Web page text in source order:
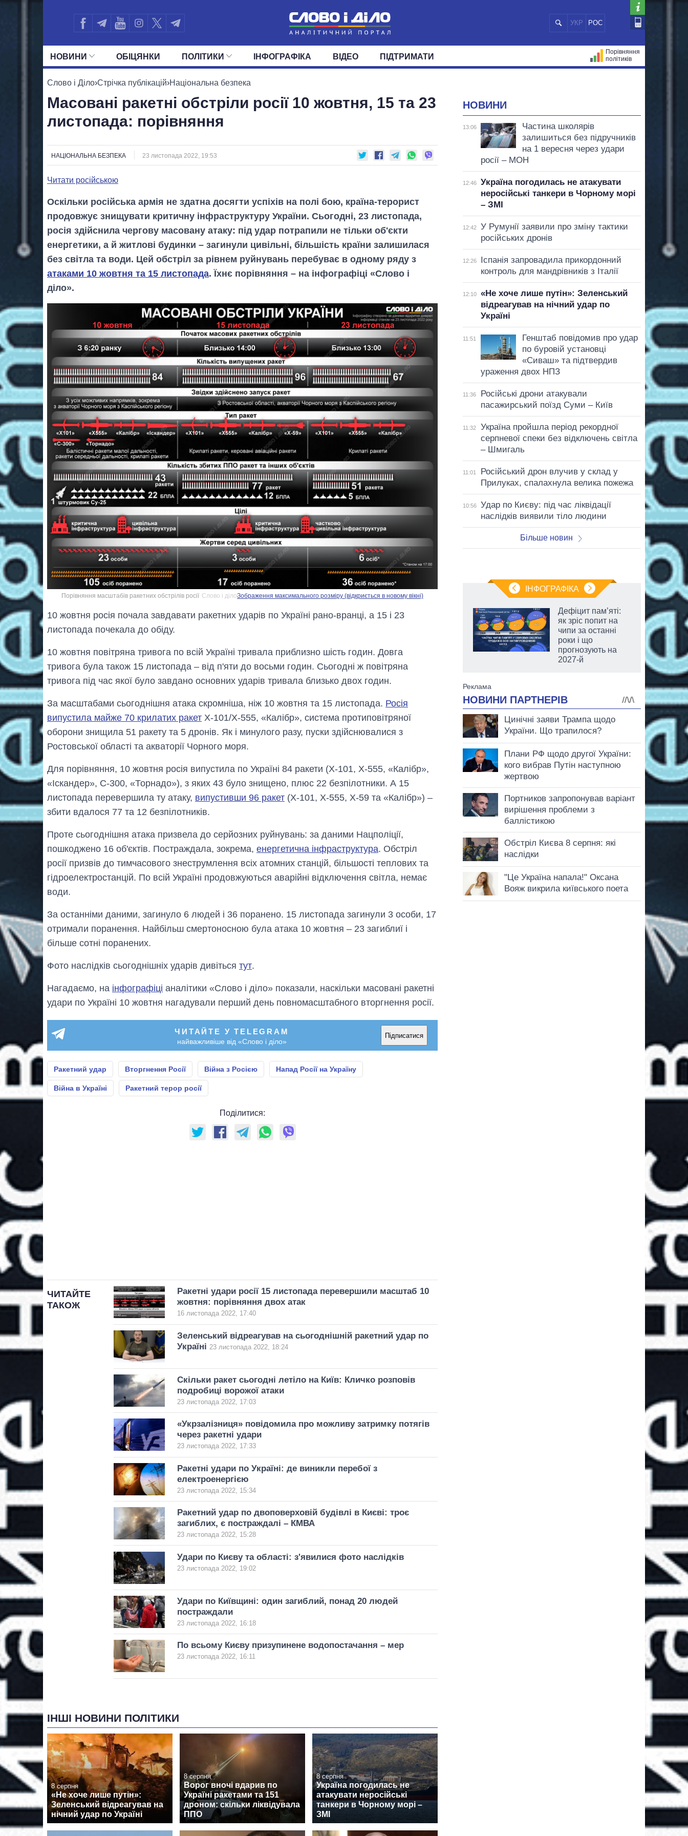
УКР РОС
НОВИНИ
СТРІЧКА
ПОЛІТИКА ЕКОНОМІКА СУСПІЛЬСТВО СВІТ
ОБIЦЯНКИ ПОЛIТИКИ
УСІ ПОЛІТИКИ ПРЕЗИДЕНТ І ОФІС ВЕРХОВНА РАДА
ДЕПУТАТИ КОМІТЕТИ ФРАКЦІЇ ОКРУГИ
ІНФОГРАФІКА ВІДЕО ПІДТРИМАТИ
Порівняння
політиків
Слово і Діло›Стрічка публікацій›Національна безпека
Масовані ракетні обстріли росії 10 жовтня, 15 та 23
листопада: порівняння
НАЦІОНАЛЬНА БЕЗПЕКА 23 листопада 2022, 19:53
Читати російською
Оскільки російська армія не здатна досягти успіхів на полі бою, країна-терорист
продовжує знищувати критичну інфраструктуру України. Сьогодні, 23 листопада,
росія здійснила чергову масовану атаку: під удар потрапили не тільки об'єкти
енергетики, а й житлові будинки – загинули цивільні, більшість країни залишилася
без світла та води. Цей обстріл за рівнем руйнувань перебуває в одному ряду з
атаками 10 жовтня та 15 листопада. Їхнє порівняння – на інфографіці «Слово і
діло».
Порівняння масштабів ракетних обстрілів росії Слово і ділоЗображення максимального розміру (відкриється в новому вікні)
10 жовтня росія почала завдавати ракетних ударів по Україні рано-вранці, а 15 і 23
листопада почекала до обіду.
10 жовтня повітряна тривога по всій Україні тривала приблизно шість годин. Довга
тривога була також 15 листопада – від п'яти до восьми годин. Сьогодні ж повітряна
тривога під час якої було завдано основних ударів тривала близько двох годин.
За масштабами сьогоднішня атака скромніша, ніж 10 жовтня та 15 листопада. Росія
випустила майже 70 крилатих ракет Х-101/Х-555, «Калібр», система протиповітряної
оборони знищила 51 ракету та 5 дронів. Як і минулого разу, пуски здійснювалися з
Ростовської області та акваторії Чорного моря.
Для порівняння, 10 жовтня росія випустила по Україні 84 ракети (Х-101, Х-555, «Калібр»,
«Іскандер», С-300, «Торнадо»), з яких 43 було знищено, плюс 22 безпілотники. А 15
листопада перевершила ту атаку, випустивши 96 ракет (Х-101, Х-555, Х-59 та «Калібр») –
збити вдалося 77 та 12 безпілотників.
Проте сьогоднішня атака призвела до серйозних руйнувань: за даними Нацполіції,
пошкоджено 16 об'єктів. Постраждала, зокрема, енергетична інфраструктура. Обстріл
росії призвів до тимчасового знеструмлення всіх атомних станцій, більшості теплових та
гідроелектростанцій. По всій Україні продовжуються аварійні відключення світла, немає
води.
За останніми даними, загинуло 6 людей і 36 поранено. 15 листопада загинули 3 особи, 17
отримали поранення. Найбільш смертоносною була атака 10 жовтня – 23 загиблиї і
більше сотні поранених.
Фото наслідків сьогоднішніх ударів дивіться тут.
Нагадаємо, на інфографіці аналітики «Слово і діло» показали, наскільки масовані ракетні
удари по Україні 10 жовтня нагадували перший день повномасштабного вторгнення росії.
ЧИТАЙТЕ У TELEGRAM
найважливіше від «Слово і діло»
Підписатися
Ракетний удар Вторгнення Росії Війна з Росією Напад Росії на Україну
Війна в Україні Ракетний терор росії
Поділитися:
ЧИТАЙТЕ
ТАКОЖ
Ракетні удари росії 15 листопада перевершили масштаб 10
жовтня: порівняння двох атак
16 листопада 2022, 17:40
Зеленський відреагував на сьогоднішній ракетний удар по
Україні 23 листопада 2022, 18:24
Скільки ракет сьогодні летіло на Київ: Кличко розповів
подробиці ворожої атаки
23 листопада 2022, 17:03
«Укрзалізниця» повідомила про можливу затримку потягів
через ракетні удари
23 листопада 2022, 17:33
Ракетні удари по Україні: де виникли перебої з
електроенергією
23 листопада 2022, 15:34
Ракетний удар по двоповерховій будівлі в Києві: троє
загиблих, є постраждалі – КМВА
23 листопада 2022, 15:28
Удари по Києву та області: з'явилися фото наслідків
23 листопада 2022, 19:02
Удари по Київщині: один загиблий, понад 20 людей
постраждали
23 листопада 2022, 16:18
По всьому Києву призупинене водопостачання – мер
23 листопада 2022, 16:11
ІНШІ НОВИНИ ПОЛІТИКИ
8 серпня
«Не хоче лише путін»:
Зеленський відреагував на
нічний удар по Україні
8 серпня
Ворог вночі вдарив по
Україні ракетами та 151
дроном: скільки ліквідувала
ППО
8 серпня
Україна погодилась не
атакувати неросійські
танкери в Чорному морі –
ЗМІ
НОВИНИ
13:06
Частина школярів
залишиться без підручників
на 1 вересня через удари
росії – МОН
12:46
Україна погодилась не атакувати
неросійські танкери в Чорному морі
– ЗМІ
12:42
У Румунії заявили про зміну тактики
російських дронів
12:26
Іспанія запровадила прикордонний
контроль для мандрівників з Італії
12:10
«Не хоче лише путін»: Зеленський
відреагував на нічний удар по
Україні
11:51
Генштаб повідомив про удар
по буровій установці
«Сиваш» та підтвердив
ураження двох НПЗ
11:36
Російські дрони атакували
пасажирський поїзд Суми – Київ
11:32
Україна пройшла період рекордної
серпневої спеки без відключень світла
– Шмигаль
11:01
Російський дрон влучив у склад у
Прилуках, спалахнула велика пожежа
10:56
Удар по Києву: під час ліквідації
наслідків виявили тіло людини
Більше новин
ІНФОГРАФІКА
Вісім масованих
ударів по Україні
головною ціллю
рф
Дефіцит пам’яті:
як зріс попит на
чипи за останні
роки і що
прогнозують на
2027-й